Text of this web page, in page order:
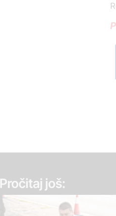
Pročitaj još: